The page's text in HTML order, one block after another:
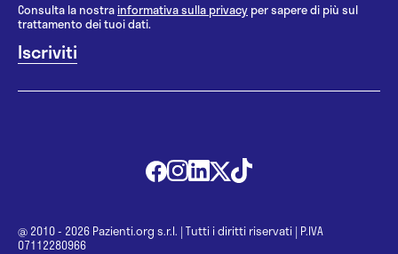
Consulta la nostrainformativa sulla privacy per sapere di più sul
trattamento dei tuoi dati.
@ 2010 - 2026 Pazienti.org s.r.l. | Tutti i diritti riservati | P.IVA
07112280966